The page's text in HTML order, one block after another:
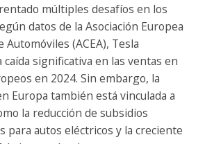
múltiples desafíos en los
datos de la Asociación Europea
Automóviles (ACEA), Tesla
significativa en las ventas en
en 2024. Sin embargo, la
Europa también está vinculada a
la reducción de subsidios
para autos eléctricos y la creciente